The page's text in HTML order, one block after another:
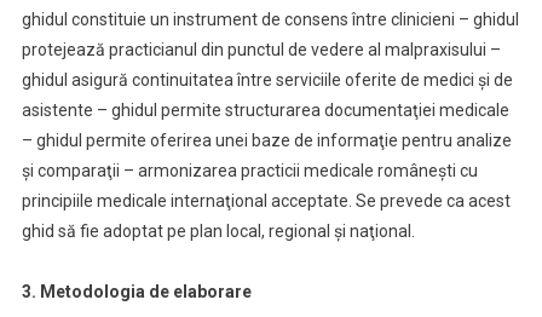
ghidul constituie un instrument de consens între clinicieni – ghidul
protejează practicianul din punctul de vedere al malpraxisului –
ghidul asigură continuitatea între serviciile oferite de medici şi de
asistente – ghidul permite structurarea documentaţiei medicale
– ghidul permite oferirea unei baze de informaţie pentru analize
şi comparaţii – armonizarea practicii medicale româneşti cu
principiile medicale internaţional acceptate. Se prevede ca acest
ghid să fie adoptat pe plan local, regional şi naţional.
3. Metodologia de elaborare